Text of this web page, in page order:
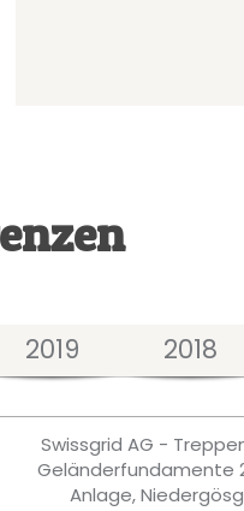
2019 2018
Swissgrid AG -
Geländerfundamente
Anlage,